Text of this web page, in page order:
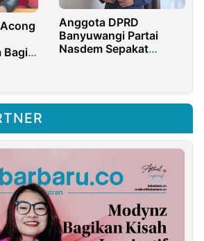
Bagi
Anggota DPRD
Banyuwangi Partai
Nasdem Sepakat
Investasi